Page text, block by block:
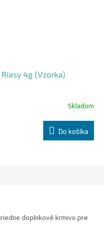
4g (Vzorka)
Skladom
Do košíka
doplnkové krmivo pre